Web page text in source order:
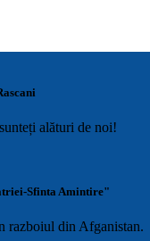
alături de noi!
Sfinta Amintire"
razboiul din Afganistan.